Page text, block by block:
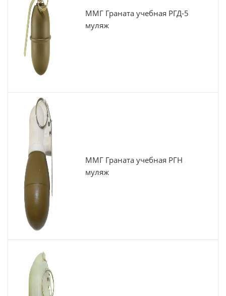
ММГ Граната учебная РГД-5
муляж
ММГ Граната учебная РГН
муляж